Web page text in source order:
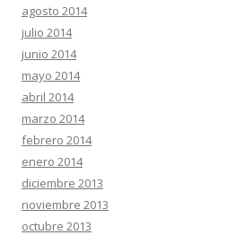
agosto 2014
julio 2014
junio 2014
mayo 2014
abril 2014
marzo 2014
febrero 2014
enero 2014
diciembre 2013
noviembre 2013
octubre 2013